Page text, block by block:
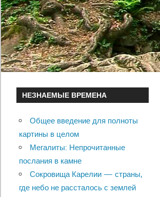
НЕЗНАЕМЫЕ ВРЕМЕНА
Общее введение для полноты
картины в целом
Мегалиты: Непрочитанные
послания в камне
Сокровища Карелии — страны,
где небо не рассталось с землей